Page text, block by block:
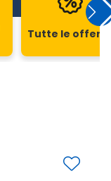
Tutte le